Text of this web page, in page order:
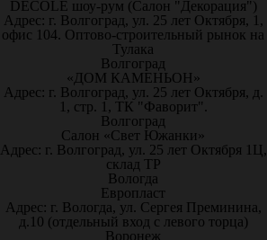
DECOLE шоу-рум (Салон "Декорация")
Адрес: г. Волгоград, ул. 25 лет Октября, 1,
офис 104. Оптово-строительный рынок на
Тулака
Волгоград
«ДОМ КАМЕНЬОН»
Адрес: г. Волгоград, ул. 25 лет Октября, д.
1, стр. 1, ТК "Фаворит".
Волгоград
Салон «Свет Южанки»
Адрес: г. Волгоград, ул. 25 лет Октября 1Ц,
склад ТР
Вологда
Европласт
Адрес: г. Вологда, ул. Сергея Преминина,
д.10 (отдельный вход с левого торца)
Воронеж